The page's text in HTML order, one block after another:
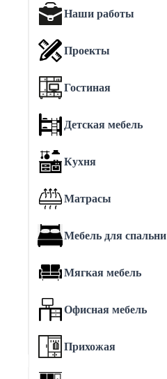
Наши работы
Проекты
Гостиная
Детская мебель
Кухня
Матрасы
Мебель для спальни
Мягкая мебель
Офисная мебель
Прихожая